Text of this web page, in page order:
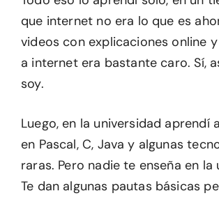
que internet no era lo que es
videos con explicaciones online
a internet era bastante caro. Sí,
soy.
Luego, en la universidad aprendí
en Pascal, C, Java y algunas
raras. Pero nadie te enseña en la
Te dan algunas pautas básicas